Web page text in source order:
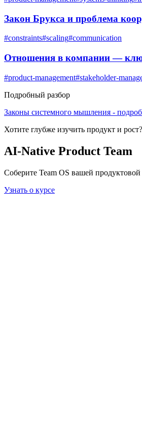
Закон Брукса и проблема
#constraints#scaling#communication
Отношения в компании —
#product-management#stakeholder-
Подробный разбор
Законы системного мышления -
Хотите глубже изучить продукт и рост?
AI-Native Product Team
Соберите Team OS вашей
Узнать о курсе